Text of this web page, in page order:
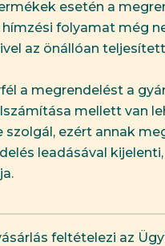
esetén a
folyamat még
az önállóan
a megrendelést a
mellett van
ezért annak
leadásával
feltételezi az